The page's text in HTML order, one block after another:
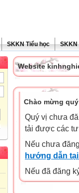
SKKN Tiểu học SKKN
Website
Chào mừng
Quý vị chưa
tải được các
Nếu chưa
hướng dẫn
Nếu đã đăng